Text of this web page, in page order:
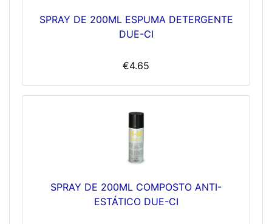
SPRAY DE 200ML ESPUMA DETERGENTE
DUE-CI
€4.65
SPRAY DE 200ML COMPOSTO ANTI-
ESTÁTICO DUE-CI